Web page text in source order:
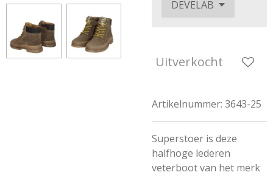
Uitverkocht
Artikelnummer: 3643-25
Superstoer is deze
halfhoge lederen
veterboot van het merk